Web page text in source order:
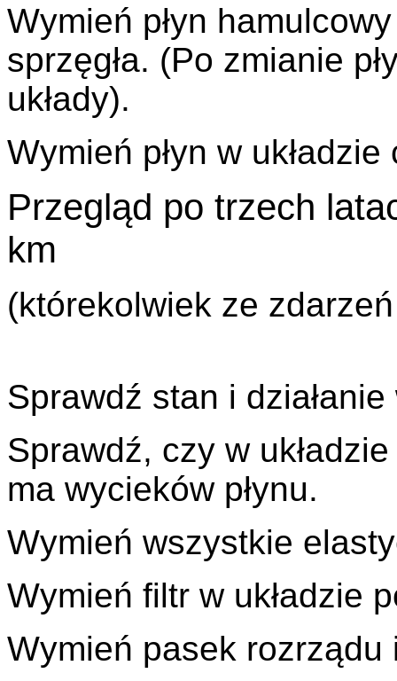
Wymień płyn
sprzęgła. (Po zmianie
układy).
Wymień płyn w
Przegląd po trzech
km
(którekolwiek ze
Sprawdź stan i
Sprawdź, czy w
ma wycieków płynu.
Wymień wszystkie
Wymień filtr w układzie
Wymień pasek